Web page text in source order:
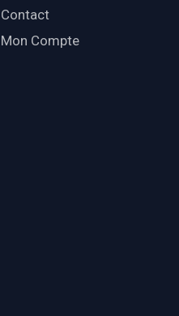
Contact
Mon Compte